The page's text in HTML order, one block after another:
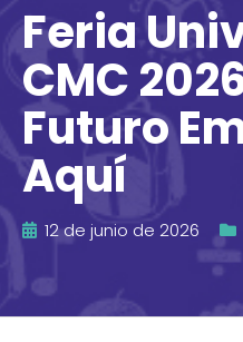
Feria
CMC
Futuro
Aquí
12 de junio de 2026